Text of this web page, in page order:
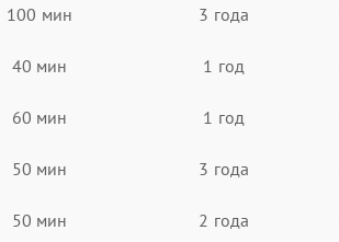
100 мин 3 года
40 мин 1 год
60 мин 1 год
50 мин 3 года
50 мин 2 года